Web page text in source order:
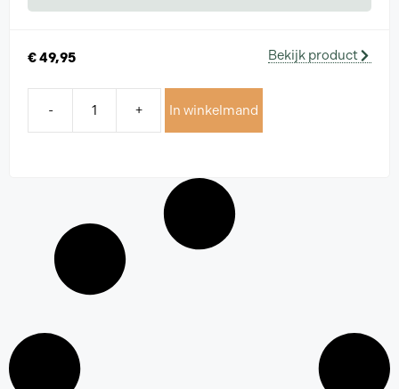
€49,95 Bekijk product
- + In winkelmand